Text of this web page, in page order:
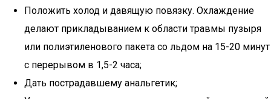
Положить холод и давящую повязку. Охлаждение
делают прикладыванием к области травмы пузыря
или полиэтиленового пакета со льдом на 15-20 минут
с перерывом в 1,5-2 часа;
Дать пострадавшему анальгетик;